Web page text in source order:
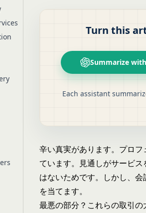
Turn this
Summarize
Each assistant
辛い真実があります。プロ
ています。見通しがサービ
はないためです。しかし、
を当てます。
最悪の部分？これらの取引